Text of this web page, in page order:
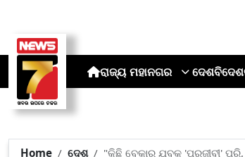
ରାଜ୍ୟ ମହାନଗର ଦେଶବିଦେଶ
Home ଦେଶ "କିଛି ବେକାର ଯୁବକ 'ପରଜୀବୀ'